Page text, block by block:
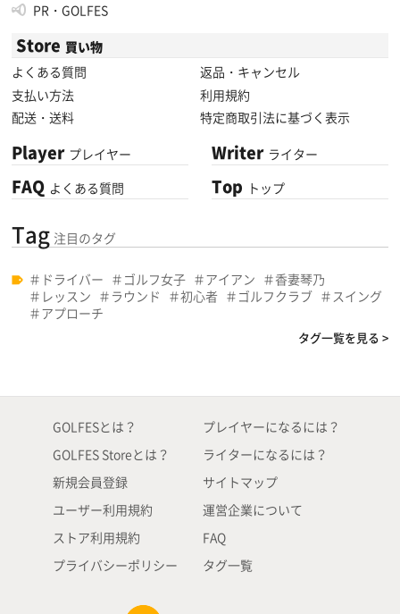
PR・GOLFES
Store 買い物
よくある質問
返品・キャンセル
支払い方法
利用規約
配送・送料
特定商取引法に基づく表示
Player プレイヤー
FAQ よくある質問
Writer ライター
Top トップ
Tag 注目のタグ
ドライバー ゴルフ女子 アイアン
香妻琴乃
レッスン
ラウンド 初心者 ゴルフクラブ
スイング
アプローチ
タグ一覧を見る >
GOLFESとは？
GOLFES Storeとは？
新規会員登録
ユーザー利用規約
ストア利用規約
プライバシーポリシー
プレイヤーになるには？
ライターになるには？
サイトマップ
運営企業について
FAQ
タグ一覧